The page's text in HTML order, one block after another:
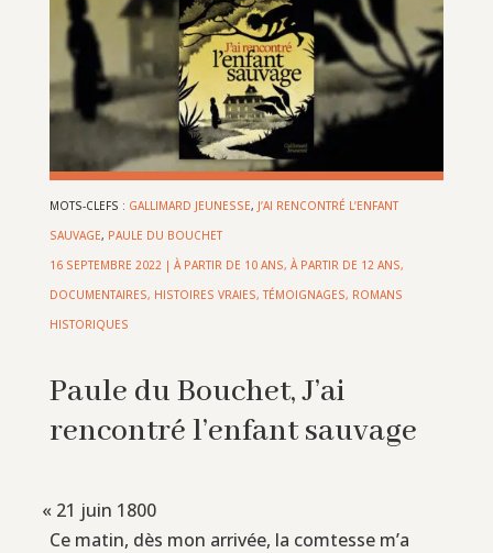
MOTS-CLEFS : GALLIMARD JEUNESSE, J’AI RENCONTRÉ L’ENFANT
SAUVAGE, PAULE DU BOUCHET
16 SEPTEMBRE 2022 | À PARTIR DE 10 ANS, À PARTIR DE 12 ANS,
DOCUMENTAIRES, HISTOIRES VRAIES, TÉMOIGNAGES, ROMANS
HISTORIQUES
Paule du Bouchet, J’ai
rencontré l’enfant sauvage
« 21 juin 1800
Ce matin, dès mon arrivée, la comtesse m’a